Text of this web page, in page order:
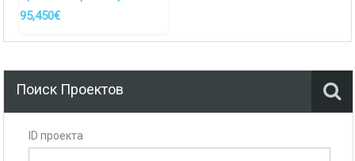
гребенки, котельная -
95,450€
Поиск Проектов
ID проекта